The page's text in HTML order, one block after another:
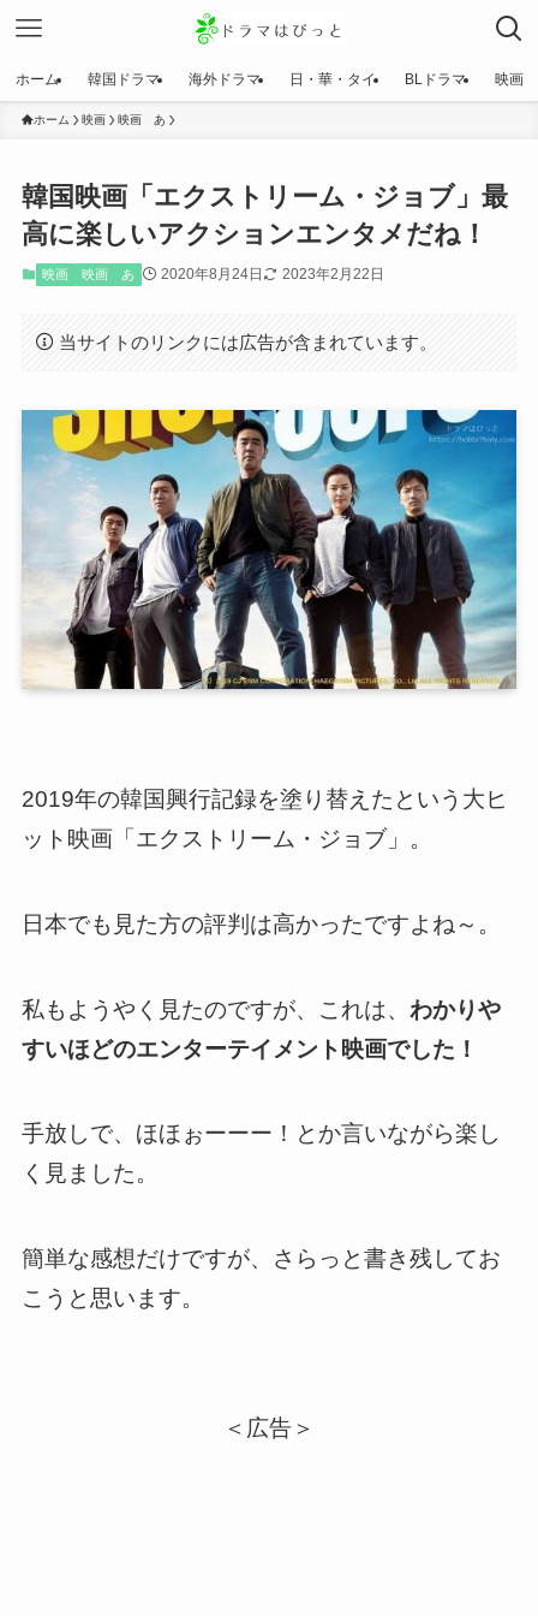
ホーム 韓国ドラマ 海外ドラマ 日・華・タイ BLドラマ 映画
ホーム 映画 映画 あ
韓国映画「エクストリーム・ジョブ」最
高に楽しいアクションエンタメだね！
映画 映画 あ 2020年8月24日 2023年2月22日
当サイトのリンクには広告が含まれています。
2019年の韓国興行記録を塗り替えたという大ヒ
ット映画「エクストリーム・ジョブ」。
日本でも見た方の評判は高かったですよね～。
私もようやく見たのですが、これは、 わかりや
すいほどのエンターテイメント映画でした ！
手放しで、ほほぉーーー！とか言いながら楽し
く見ました。
簡単な感想だけですが、さらっと書き残してお
こうと思います。
＜広告＞